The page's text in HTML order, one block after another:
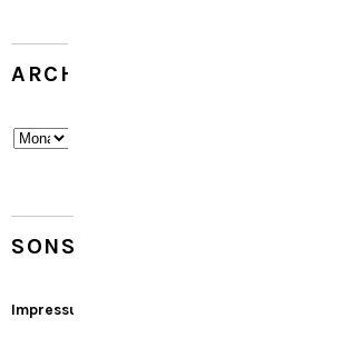
ARCHIV
Archiv
SONSTIGES
Impressum